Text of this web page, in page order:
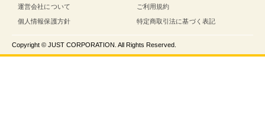
運営会社について
個人情報保護方針
ご利用規約
特定商取引法に基づく表記
Copyright © JUST CORPORATION. All Rights Reserved.